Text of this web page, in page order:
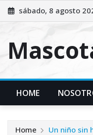
Skip
to
sábado, 8 agosto
HOME
Home Un niño sin